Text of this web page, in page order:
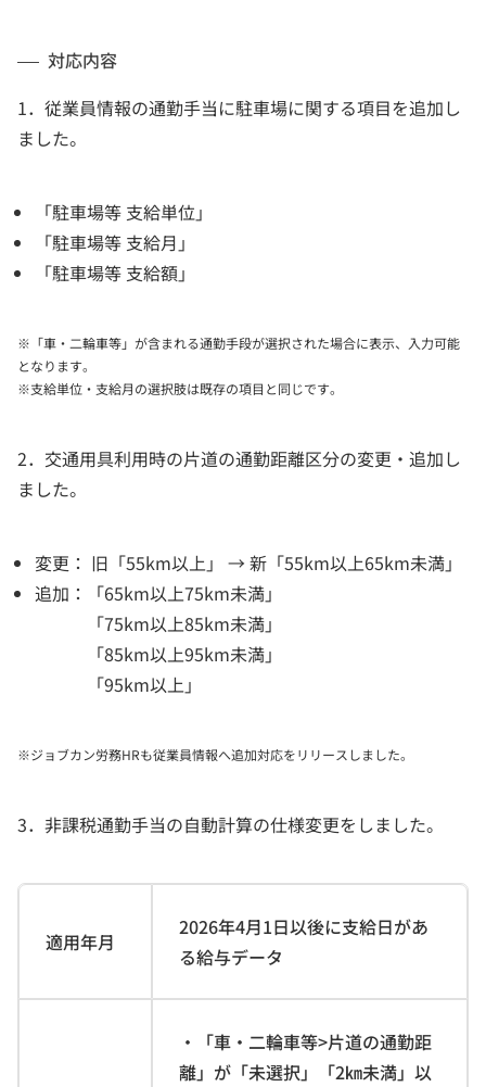
対応内容
1．従業員情報の通勤手当に駐車場に関する項目を追加し
ました。
「駐車場等 支給単位」
「駐車場等 支給月」
「駐車場等 支給額」
※「車・二輪車等」が含まれる通勤手段が選択された場合に表示、入力可能
となります。
※支給単位・支給月の選択肢は既存の項目と同じです。
2．交通用具利用時の片道の通勤距離区分の変更・追加し
ました。
変更： 旧「55km以上」 → 新「55km以上65km未満」
追加：「65km以上75km未満」
「75km以上85km未満」
「85km以上95km未満」
「95km以上」
※ジョブカン労務HRも従業員情報へ追加対応をリリースしました。
3．非課税通勤手当の自動計算の仕様変更をしました。
適用年月
2026年4月1日以後に支給日があ
る給与データ
・「車・二輪車等>片道の通勤距
離」が「未選択」「2㎞未満」以